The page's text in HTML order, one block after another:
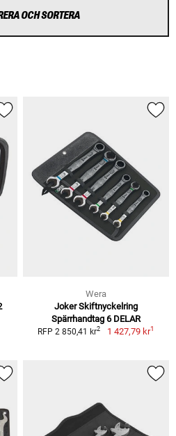
OCH SORTERA
Wera
Joker Skiftnyckelring
Spärrhandtag 6 DELAR
RFP 2 850,41 kr2 1 427,79 kr1